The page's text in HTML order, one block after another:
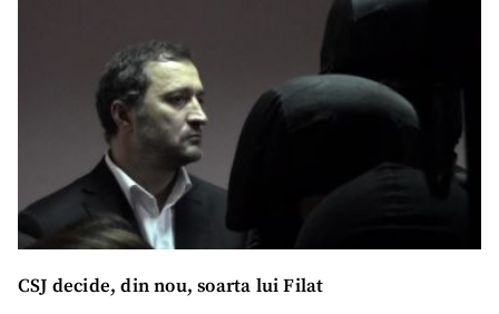
CSJ decide, din nou, soarta lui Filat